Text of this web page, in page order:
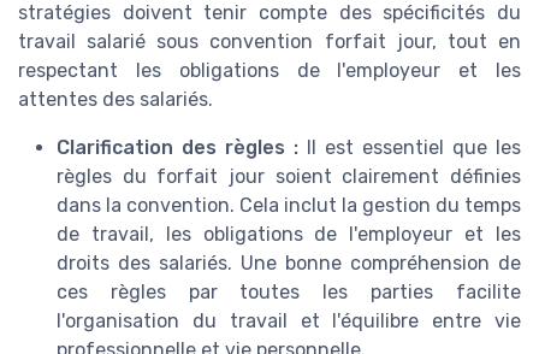
stratégies doivent tenir compte des spécificités du
travail salarié sous convention forfait jour, tout en
respectant les obligations de l'employeur et les
attentes des salariés.
Clarification des règles : Il est essentiel que les
règles du forfait jour soient clairement définies
dans la convention. Cela inclut la gestion du temps
de travail, les obligations de l'employeur et les
droits des salariés. Une bonne compréhension de
ces règles par toutes les parties facilite
l'organisation du travail et l'équilibre entre vie